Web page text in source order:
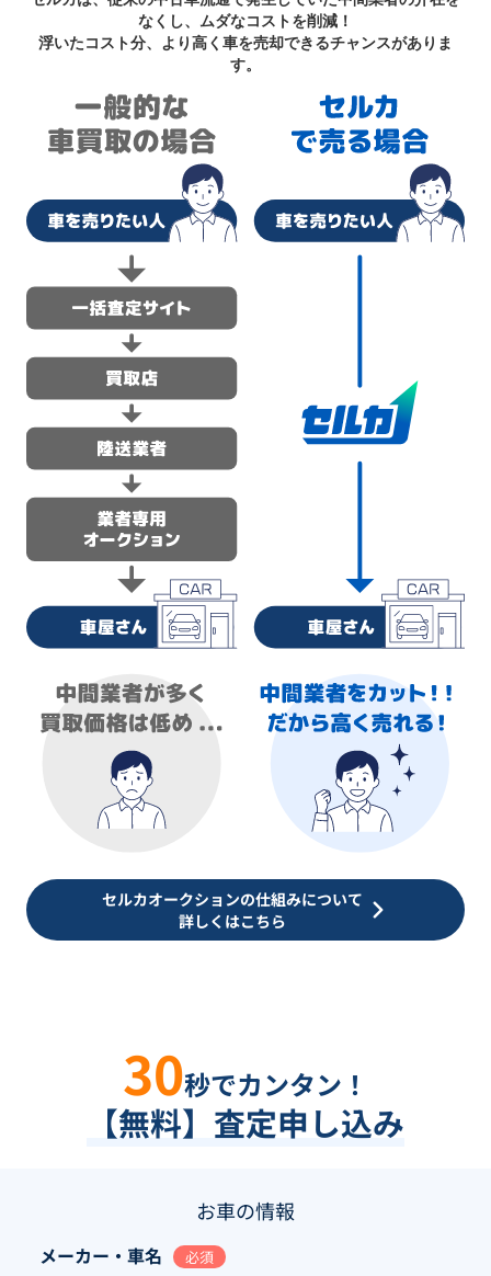
なくし、ムダなコストを削減！
浮いたコスト分、より高く車を売却できるチャンスがありま
す。
セルカオークションの仕組みについて
詳しくはこちら
30秒でカンタン！
【無料】査定申し込み
お車の情報
メーカー・車名 必須